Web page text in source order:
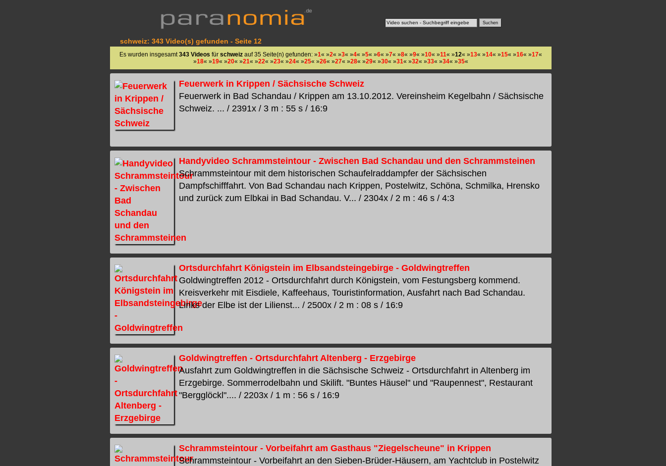
schweiz: 343 Video(s) gefunden - Seite 12
Es wurden insgesamt343 Videos für schweiz auf 35 Seite(n) gefunden: »1« »2« »3« »4« »5« »6« »7« »8« »9« »10« »11« »12« »13« »14« »15« »16« »17«
»18« »19« »20« »21« »22« »23« »24« »25« »26« »27« »28« »29« »30« »31« »32« »33« »34« »35«
Feuerwerk in Krippen / Sächsische Schweiz
Feuerwerk in Bad Schandau / Krippen am 13.10.2012. Vereinsheim Kegelbahn / Sächsische
Schweiz. ... / 2391x / 3 m : 55 s / 16:9
Handyvideo Schrammsteintour - Zwischen Bad Schandau und den Schrammsteinen
Schrammsteintour mit dem historischen Schaufelraddampfer der Sächsischen
Dampfschifffahrt. Von Bad Schandau nach Krippen, Postelwitz, Schöna, Schmilka, Hrensko
und zurück zum Elbkai in Bad Schandau. V... / 2304x / 2 m : 46 s / 4:3
Ortsdurchfahrt Königstein im Elbsandsteingebirge - Goldwingtreffen
Goldwingtreffen 2012 - Ortsdurchfahrt durch Königstein, vom Festungsberg kommend.
Kreisverkehr mit Eisdiele, Kaffeehaus, Touristinformation, Ausfahrt nach Bad Schandau.
Links der Elbe ist der Lilienst... / 2500x / 2 m : 08 s / 16:9
Goldwingtreffen - Ortsdurchfahrt Altenberg - Erzgebirge
Ausfahrt zum Goldwingtreffen in die Sächsische Schweiz - Ortsdurchfahrt in Altenberg im
Erzgebirge. Sommerrodelbahn und Skilift. "Buntes Häusel" und "Raupennest", Restaurant
"Bergglöckl".... / 2203x / 1 m : 56 s / 16:9
Schrammsteintour - Vorbeifahrt am Gasthaus "Ziegelscheune" in Krippen
Schrammsteintour - Vorbeifahrt an den Sieben-Brüder-Häusern, am Yachtclub in Postelwitz